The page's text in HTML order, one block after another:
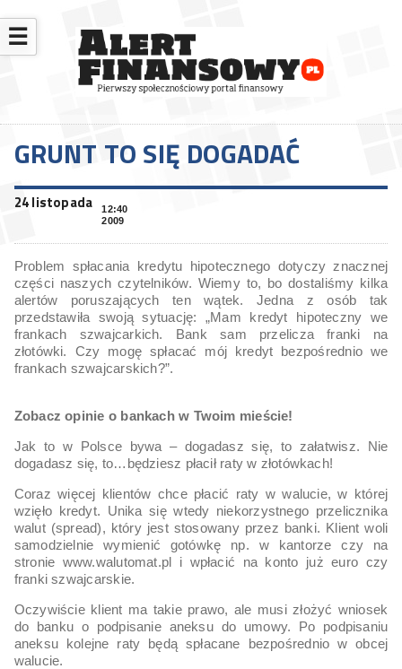
☰
GRUNT TO SIĘ DOGADAĆ
24 listopada
12:40
2009
Problem spłacania kredytu hipotecznego dotyczy znacznej
części naszych czytelników. Wiemy to, bo dostaliśmy kilka
alertów poruszających ten wątek. Jedna z osób tak
przedstawiła swoją sytuację: „Mam kredyt hipoteczny we
frankach szwajcarkich. Bank sam przelicza franki na
złotówki. Czy mogę spłacać mój kredyt bezpośrednio we
frankach szwajcarskich?”.
Zobacz opinie o bankach w Twoim mieście!
Jak to w Polsce bywa – dogadasz się, to załatwisz. Nie
dogadasz się, to…będziesz płacił raty w złotówkach!
Coraz więcej klientów chce płacić raty w walucie, w której
wzięło kredyt. Unika się wtedy niekorzystnego przelicznika
walut (spread), który jest stosowany przez banki. Klient woli
samodzielnie wymienić gotówkę np. w kantorze czy na
stronie www.walutomat.pl i wpłacić na konto już euro czy
franki szwajcarskie.
Oczywiście klient ma takie prawo, ale musi złożyć wniosek
do banku o podpisanie aneksu do umowy. Po podpisaniu
aneksu kolejne raty będą spłacane bezpośrednio w obcej
walucie.